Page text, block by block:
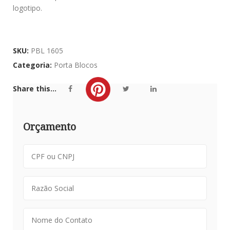
logotipo.
SKU: PBL 1605
Categoria: Porta Blocos
Share this...
Orçamento